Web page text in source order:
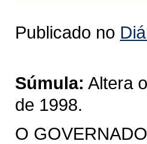
Publicado no
Súmula: Altera
de 1998.
O